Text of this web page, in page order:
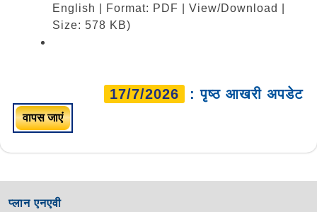
English | Format: PDF | View/Download |
Size: 578 KB)
17/7/2026 : पृष्ठ आखरी अपडेट
वापस जाएं
प्लान एनएवी